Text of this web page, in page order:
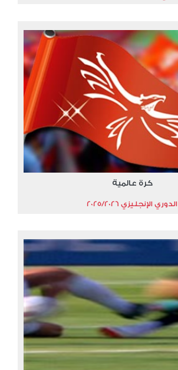
كرة عالمية
الدوري الإنجليزي 2025/2026